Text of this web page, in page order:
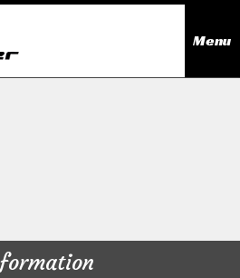
Menu